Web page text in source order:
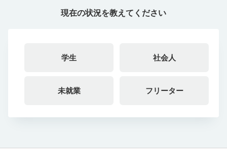
現在の状況を教えてください
学生 社会人
未就業 フリーター